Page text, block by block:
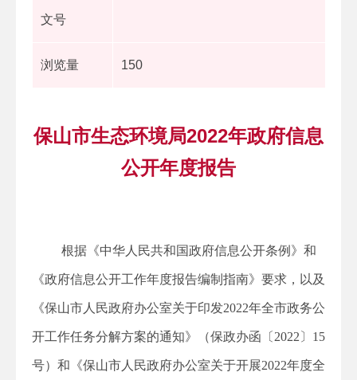
文号
浏览量 150
保山市生态环境局2022年政府信息
公开年度报告
根据《中华人民共和国政府信息公开条例》和
《政府信息公开工作年度报告编制指南》要求，以及
《保山市人民政府办公室关于印发2022年全市政务公
开工作任务分解方案的通知》（保政办函〔2022〕15
号）和《保山市人民政府办公室关于开展2022年度全